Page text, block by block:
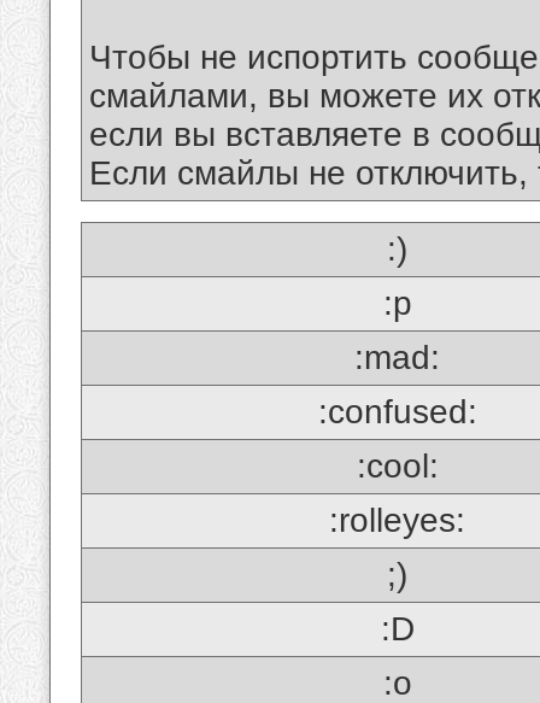
Чтобы не испортить
смайлами, вы можете их
если вы вставляете в
Если смайлы не отключить,
:)
:p
:mad:
:confused:
:cool:
:rolleyes:
;)
:D
:o